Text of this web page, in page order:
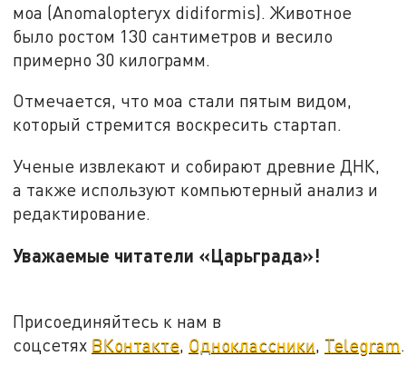
моа (Anomalopteryx didiformis). Животное
было ростом 130 сантиметров и весило
примерно 30 килограмм.
Отмечается, что моа стали пятым видом,
который стремится воскресить стартап.
Ученые извлекают и собирают древние ДНК,
а также используют компьютерный анализ и
редактирование.
Уважаемые читатели «Царьграда»!
Присоединяйтесь к нам в
соцсетях ВКонтакте, Одноклассники, Telegram.